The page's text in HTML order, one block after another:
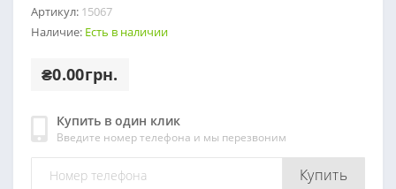
Артикул: 15067
Наличие: Есть в наличии
₴0.00грн.
Купить в один клик
Введите номер телефона и мы перезвоним
Купить